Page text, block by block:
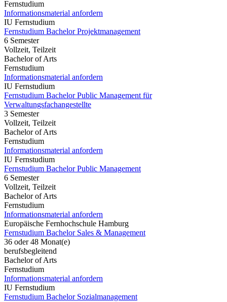
Fernstudium
Informationsmaterial anfordern
IU Fernstudium
Fernstudium Bachelor Projektmanagement
6 Semester
Vollzeit, Teilzeit
Bachelor of Arts
Fernstudium
Informationsmaterial anfordern
IU Fernstudium
Fernstudium Bachelor Public Management für
Verwaltungsfachangestellte
3 Semester
Vollzeit, Teilzeit
Bachelor of Arts
Fernstudium
Informationsmaterial anfordern
IU Fernstudium
Fernstudium Bachelor Public Management
6 Semester
Vollzeit, Teilzeit
Bachelor of Arts
Fernstudium
Informationsmaterial anfordern
Europäische Fernhochschule Hamburg
Fernstudium Bachelor Sales & Management
36 oder 48 Monat(e)
berufsbegleitend
Bachelor of Arts
Fernstudium
Informationsmaterial anfordern
IU Fernstudium
Fernstudium Bachelor Sozialmanagement